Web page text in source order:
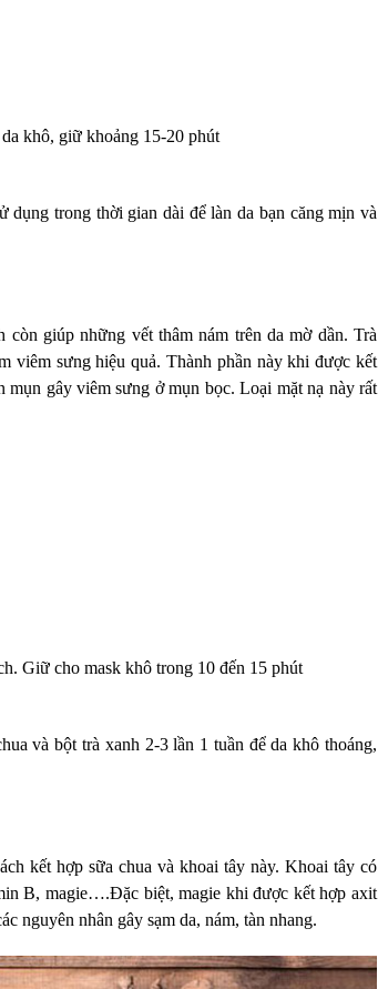
khô, giữ khoảng 15-20 phút
dụng trong thời gian dài để làn da bạn căng mịn và
giúp những vết thâm nám trên da mờ dần. Trà
viêm sưng hiệu quả. Thành phần này khi được kết
gây viêm sưng ở mụn bọc. Loại mặt nạ này rất
Giữ cho mask khô trong 10 đến 15 phút
và bột trà xanh 2-3 lần 1 tuần để da khô thoáng,
kết hợp sữa chua và khoai tây này. Khoai tây có
B, magie….Đặc biệt, magie khi được kết hợp axit
nguyên nhân gây sạm da, nám, tàn nhang.